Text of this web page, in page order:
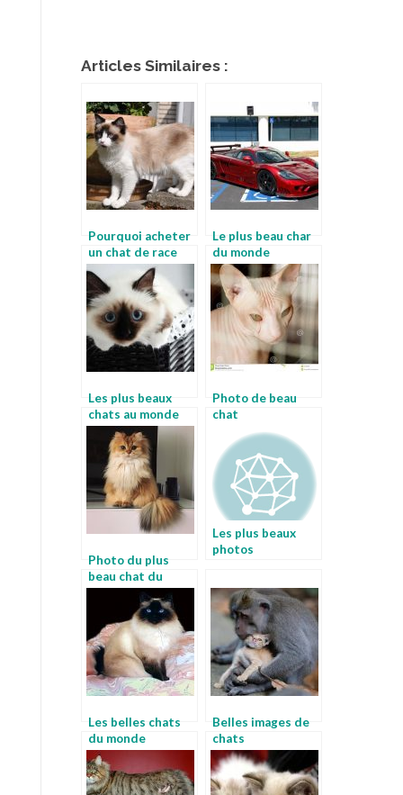
Articles Similaires :
Pourquoi acheter
un chat de race
Le plus beau char
du monde
Les plus beaux
chats au monde
Photo de beau
chat
Photo du plus
beau chat du
monde
Les plus beaux
photos
Les belles chats
du monde
Belles images de
chats